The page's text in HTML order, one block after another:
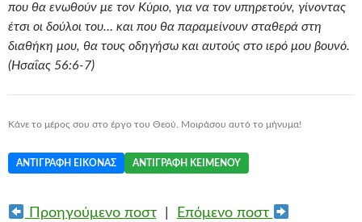
που θα ενωθούν με τον Κύριο, για να τον υπηρετούν, γίνοντας
έτσι οι δούλοι του… και που θα παραμείνουν σταθερά στη
διαθήκη μου, θα τους οδηγήσω και αυτούς στο ιερό μου βουνό.
(Ησαΐας 56:6-7)
Κάνε το μέρος σου στο έργο του Θεού. Μοιράσου αυτό το μήνυμα!
ΑΝΤΙΓΡΑΦΉ ΕΙΚΌΝΑΣ ΑΝΤΙΓΡΑΦΉ ΚΕΙΜΈΝΟΥ
Προηγούμενο ποστ| Επόμενο ποστ